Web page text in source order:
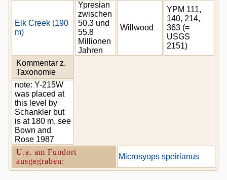
Elk Creek (190
m)
Ypresian
zwischen
50.3 und
55.8
Millionen
Jahren
Willwood
YPM 111,
140, 214,
363 (=
USGS
2151)
Kommentar z.
Taxonomie
note: Y-215W
was placed at
this level by
Schankler but
is at 180 m, see
Bown and
Rose 1987
U.a. am Fundort
ausgegraben:
Microsyops speirianus